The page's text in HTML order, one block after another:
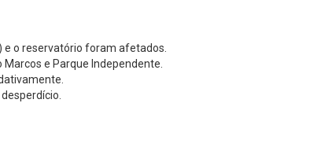
e o reservatório foram afetados.
e Parque Independente.